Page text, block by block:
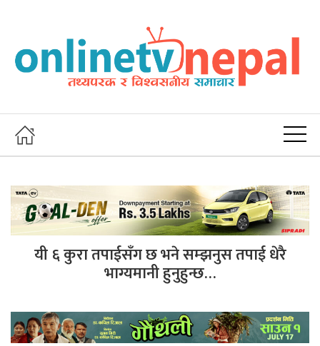
यी ६ कुरा तपाईसँग छ भने सम्झनुस तपाई धेरै
भाग्यमानी हुनुहुन्छ…